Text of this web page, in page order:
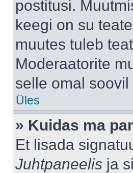
postitusi.
keegi on su
muutes tuleb
Moderaatorite
selle omal soovil
Üles
» Kuidas ma
Et lisada
Juhtpaneelis ja